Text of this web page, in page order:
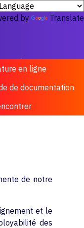
by Translate
de notre
et le
des
en ligne
de documentation